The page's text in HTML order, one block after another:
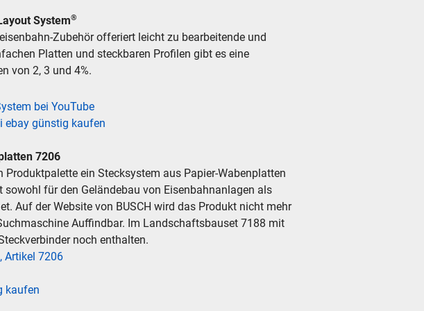
System®
Zubehör offeriert leicht zu bearbeitende und
Platten und steckbaren Profilen gibt es eine
von 2, 3 und 4%.
bei YouTube
ebay günstig kaufen
7206
Produktpalette ein Stecksystem aus Papier-Wabenplatten
für den Geländebau von Eisenbahnanlagen als
Auf der Website von BUSCH wird das Produkt nicht mehr
Auffindbar. Im Landschaftsbauset 7188 mit
noch enthalten.
Artikel 7206
kaufen